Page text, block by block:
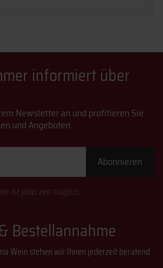
informiert über
Newsletter an und profitieren Sie
und Angeboten.
Abonnieren
ist jederzeit möglich.
Bestellannahme
Wein stehen wir Ihnen jederzeit beratend